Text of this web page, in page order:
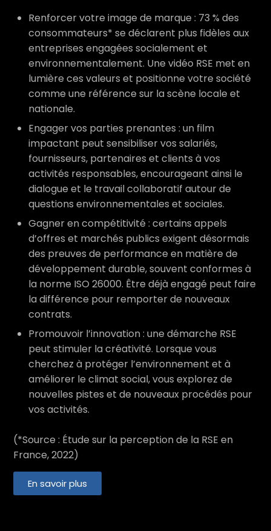
Renforcer votre image de marque : 73 % des
consommateurs* se déclarent plus fidèles aux
entreprises engagées socialement et
environnementalement. Une vidéo RSE met en
lumière ces valeurs et positionne votre société
comme une référence sur la scène locale et
nationale.
Engager vos parties prenantes : un film
impactant peut sensibiliser vos salariés,
fournisseurs, partenaires et clients à vos
activités responsables, encourageant ainsi le
dialogue et le travail collaboratif autour de
questions environnementales et sociales.
Gagner en compétitivité : certains appels
d’offres et marchés publics exigent désormais
des preuves de performance en matière de
développement durable, souvent conformes à
la norme ISO 26000. Être déjà engagé peut faire
la différence pour remporter de nouveaux
contrats.
Promouvoir l’innovation : une démarche RSE
peut stimuler la créativité. Lorsque vous
cherchez à protéger l’environnement et à
améliorer le climat social, vous explorez de
nouvelles pistes et de nouveaux procédés pour
vos activités.
(*Source : Étude sur la perception de la RSE en
France, 2022)
En savoir plus